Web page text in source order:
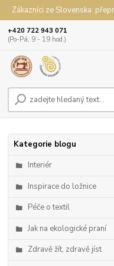
Zákazníci ze Slovenska:
+420 722 943 071
(Po-Pá, 9 - 19 hod.)
Kategorie blogu
Interiér
Inspirace do ložnice
Péče o textil
Jak na ekologické praní
Zdravě žít, zdravě jíst